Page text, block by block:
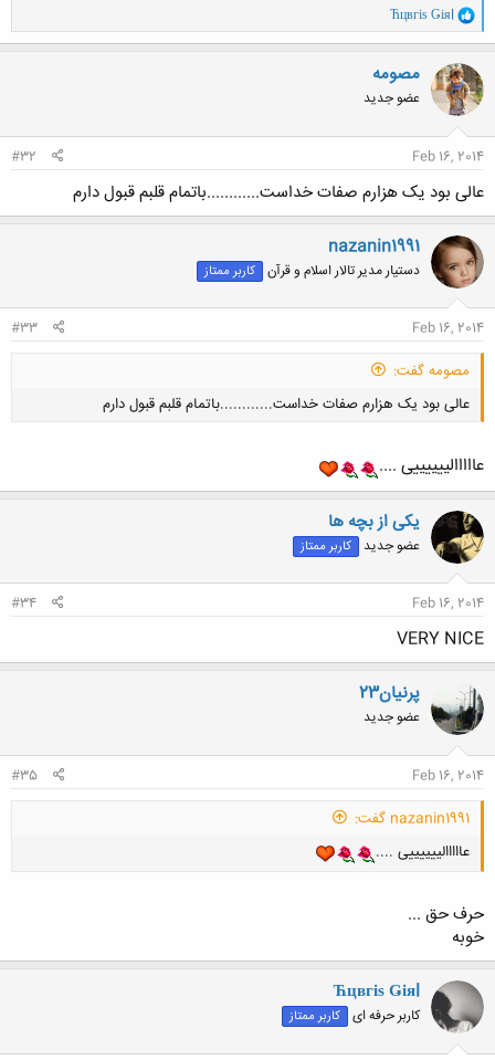
و
ا
ک
ن
ش
ه
ا
Ћцвгіѕ Ǥіяl
مصومه
عضو جدید
Feb 16, 2014
#32
عالی بود یک هزارم صفات خداست............باتمام قلبم قبول دارم
nazanin1991
دستیار مدیر تالار اسلام و قرآن کاربر ممتاز
Feb 16, 2014
#33
مصومه گفت:
عالی بود یک هزارم صفات خداست............باتمام قلبم قبول دارم
کلیک کنید تا باز شود...
عااااالییییییی ....
یکی از بچه ها
عضو جدید کاربر ممتاز
Feb 16, 2014
#34
VERY NICE
پرنیان23
عضو جدید
Feb 16, 2014
#35
nazanin1991 گفت:
عااااالییییییی ....
حرف حق ...
خوبه
Ћцвгіѕ Ǥіяl
کاربر حرفه ای کاربر ممتاز